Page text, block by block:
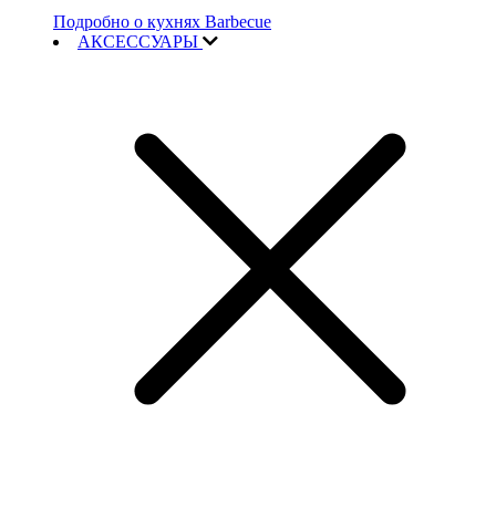
Подробно о кухнях Barbecue
АКСЕССУАРЫ